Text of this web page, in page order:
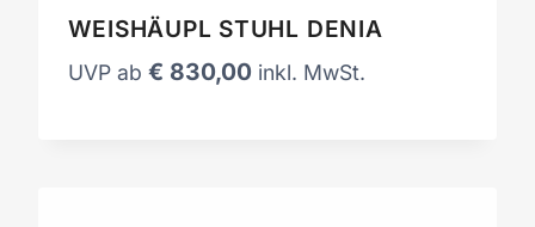
WEISHÄUPL STUHL DENIA
UVP ab € 830,00 inkl. MwSt.